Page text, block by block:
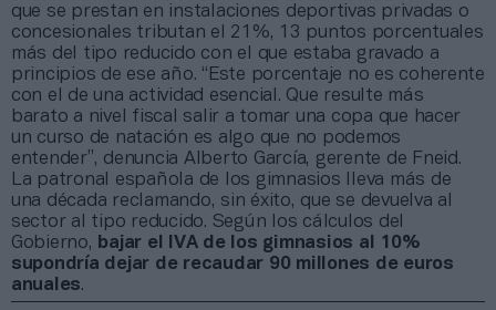
que se prestan en instalaciones deportivas privadas o
concesionales tributan el 21%, 13 puntos porcentuales
más del tipo reducido con el que estaba gravado a
principios de ese año. “Este porcentaje no es coherente
con el de una actividad esencial. Que resulte más
barato a nivel fiscal salir a tomar una copa que hacer
un curso de natación es algo que no podemos
entender”, denuncia Alberto García, gerente de Fneid.
La patronal española de los gimnasios lleva más de
una década reclamando, sin éxito, que se devuelva al
sector al tipo reducido. Según los cálculos del
Gobierno, bajar el IVA de los gimnasios al 10%
supondría dejar de recaudar 90 millones de euros
anuales.